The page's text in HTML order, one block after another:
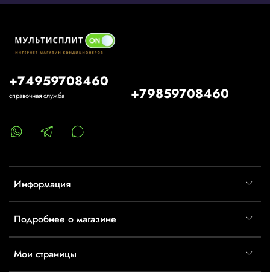
Информация
Подробнее о магазине
Мои страницы
+74959708460
справочная служба +79859708460